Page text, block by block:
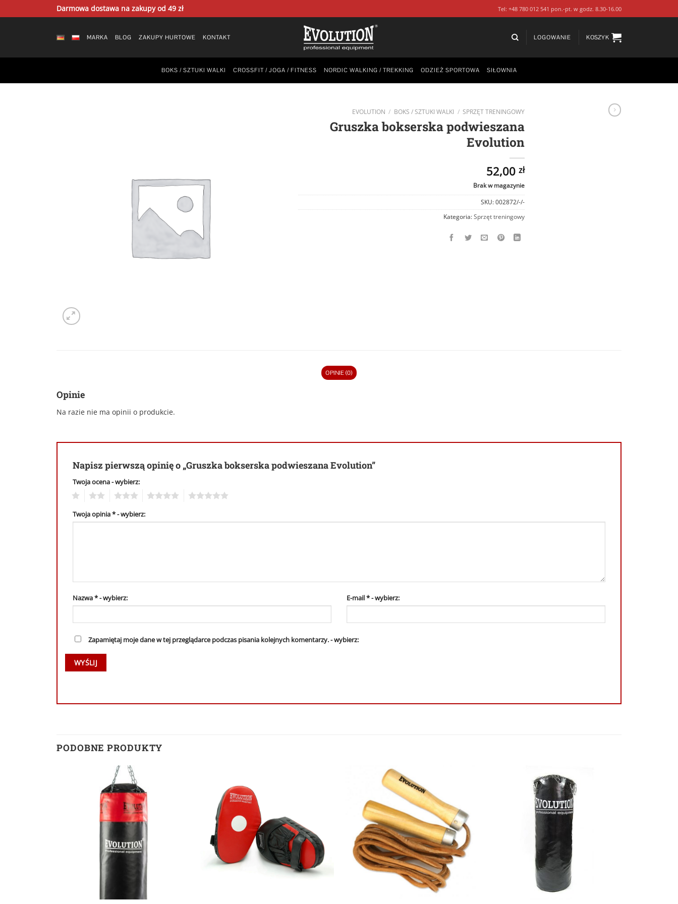
to
Darmowa dostawa na zakupy od 49 zł Tel: +48 780 012 541 pon.-pt. w godz. 8.30-16.00
MARKA BLOG ZAKUPY HURTOWE KONTAKT LOGOWANIE KOSZYK
BOKS / SZTUKI WALKI CROSSFIT / JOGA / FITNESS NORDIC WALKING / TREKKING ODZIEŻ SPORTOWA SIŁOWNIA
EVOLUTION / BOKS / SZTUKI WALKI / SPRZĘT TRENINGOWY
Gruszka bokserska podwieszana
Evolution
52,00zł
Brak w magazynie
SKU:002872/-/-
Kategoria:Sprzęt treningowy
OPINIE (0)
Opinie
Na razie nie ma opinii o produkcie.
Napisz pierwszą opinię o „Gruszka bokserska podwieszana Evolution”
Twoja ocena
Twoja opinia*
Nazwa* E-mail*
Zapamiętaj moje dane w tej przeglądarce podczas pisania kolejnych komentarzy.
PODOBNE PRODUKTY